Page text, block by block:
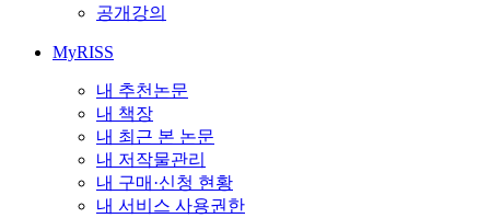
공개강의
MyRISS
내 추천논문
내 책장
내 최근 본 논문
내 저작물관리
내 구매·신청 현황
내 서비스 사용권한